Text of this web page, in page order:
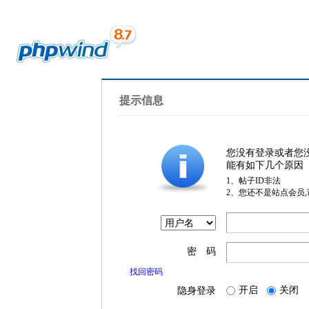
提示信息
您没有登录或者您
能有如下几个原因
1、帖子ID非法
2、您还不是站点会员
密 码
找回密码
隐身登录 开启 关闭